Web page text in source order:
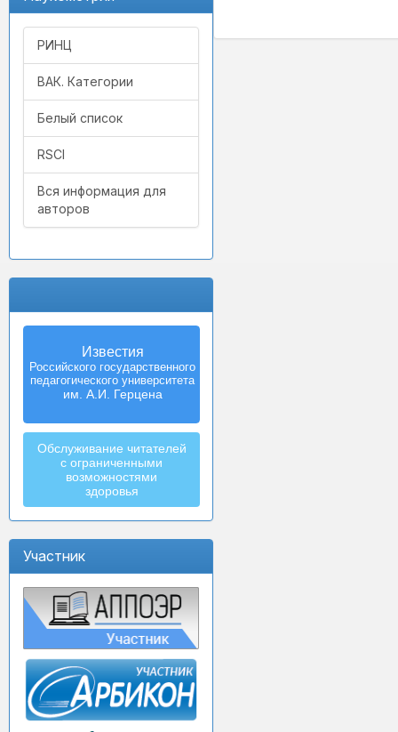
РИНЦ
ВАК. Категории
Белый список
RSCI
Вся информация для
авторов
Известия
Российского государственного
педагогического университета
им. А.И. Герцена
Izvestia:
Herzen University
Journal of
Humanities & Sciences
Обслуживание читателей
с ограниченными
возможностями
здоровья
Участник